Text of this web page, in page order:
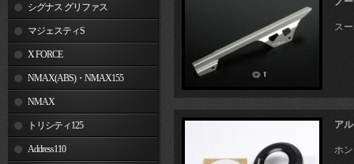
125 シグナス グリファス
マジェスティS
X FORCE
NMAX(ABS)・NMAX155
NMAX
トリシティ125
Address110
ス
ア
ホ